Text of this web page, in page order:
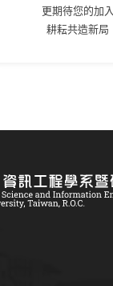
更期待您的加入
耕耘共造新局